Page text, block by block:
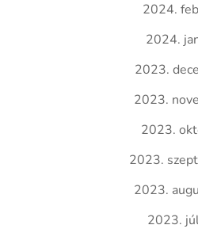
2024.
2024.
2023.
2023.
2023.
2023.
2023.
2023.